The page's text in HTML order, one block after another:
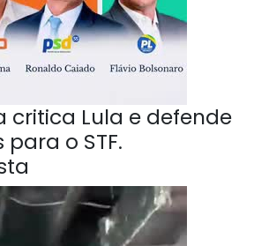
critica Lula e defende
o STF.